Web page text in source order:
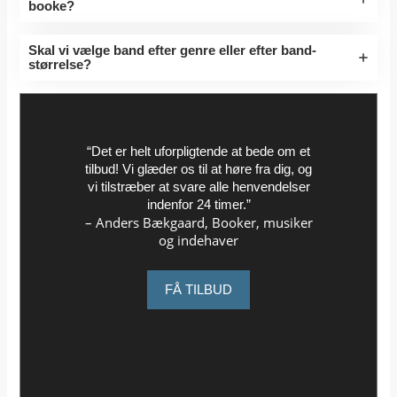
booke?
Skal vi vælge band efter genre eller efter band-
størrelse?
“Det er helt uforpligtende at bede om et
tilbud! Vi glæder os til at høre fra dig, og
vi tilstræber at svare alle henvendelser
indenfor 24 timer.”
– Anders Bækgaard, Booker, musiker
og indehaver
FÅ TILBUD